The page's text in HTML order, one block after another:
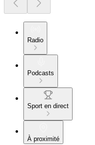
Radio
Podcasts
Sport en direct
À proximité